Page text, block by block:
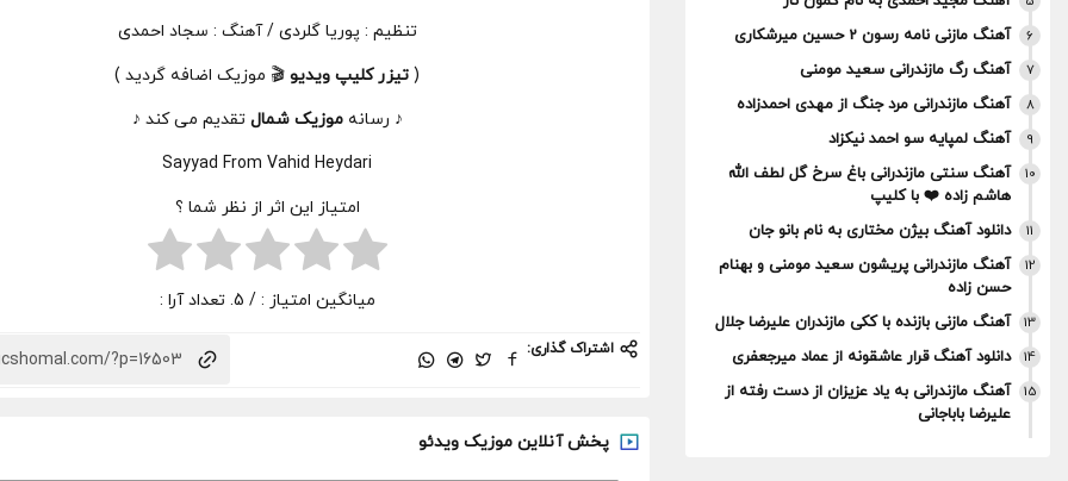
6 آهنگ مازنی نامه رسون 2 حسین میرشکاری
7 آهنگ رگ مازندرانی سعید مومنی
8 آهنگ مازندرانی مرد جنگ از مهدی احمدزاده
9 آهنگ لمپایه سو احمد نیکزاد
10
آهنگ سنتی مازندرانی باغ سرخ گل لطف الله
هاشم زاده ❤️ با کلیپ
11 دانلود آهنگ بیژن مختاری به نام بانو جان
12
آهنگ مازندرانی پریشون سعید مومنی و بهنام
حسن زاده
13 آهنگ مازنی بازنده با ککی مازندران علیرضا جلال
14 دانلود آهنگ قرار عاشقونه از عماد میرجعفری
15
آهنگ مازندرانی به یاد عزیزان از دست رفته از
علیرضا باباجانی
تنظیم : پوریا گلردی / آهنگ : سجاد احمدی
( تیزر کلیپ ویدیو 🎬 موزیک اضافه گردید )
♪ رسانهموزیک شمال تقدیم می کند ♪
Sayyad From Vahid Heydari
امتیاز این اثر از نظر شما ؟
میانگین امتیاز :/ 5. تعداد آرا :
اشتراک گذاری:
پخش آنلاین موزیک ویدئو